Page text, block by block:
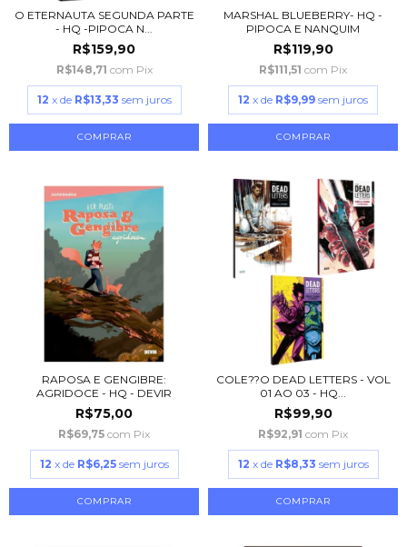
O ETERNAUTA SEGUNDA PARTE
- HQ -PIPOCA N...
R$159,90
R$148,71 com Pix
12 x de R$13,33 sem juros
MARSHAL BLUEBERRY- HQ -
PIPOCA E NANQUIM
R$119,90
R$111,51 com Pix
12 x de R$9,99 sem juros
RAPOSA E GENGIBRE:
AGRIDOCE - HQ - DEVIR
R$75,00
R$69,75 com Pix
12 x de R$6,25 sem juros
COLE??O DEAD LETTERS - VOL
01 AO 03 - HQ...
R$99,90
R$92,91 com Pix
12 x de R$8,33 sem juros